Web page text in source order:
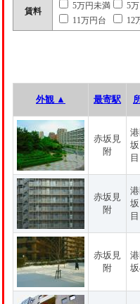
賃料
5万円未満
5
11万円台
12
外観 ▲ 最寄駅
赤坂見
附
目
赤坂見
附
目
赤坂見
附